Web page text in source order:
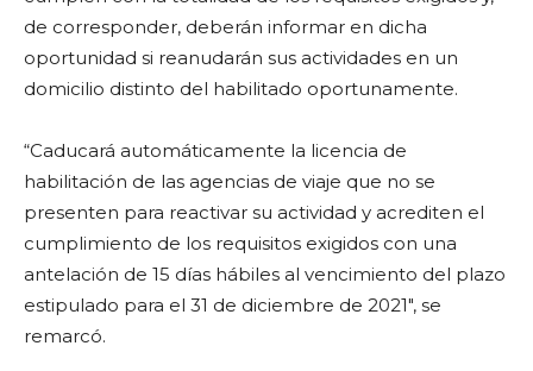
de corresponder, deberán informar en dicha
oportunidad si reanudarán sus actividades en un
domicilio distinto del habilitado oportunamente.
“Caducará automáticamente la licencia de
habilitación de las agencias de viaje que no se
presenten para reactivar su actividad y acrediten el
cumplimiento de los requisitos exigidos con una
antelación de 15 días hábiles al vencimiento del plazo
estipulado para el 31 de diciembre de 2021″, se
remarcó.